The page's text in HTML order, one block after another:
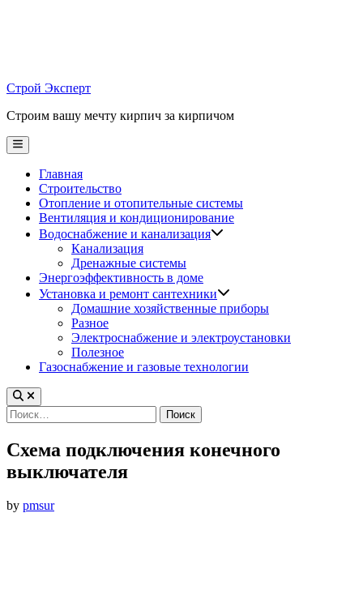
Строй Эксперт
Строим вашу мечту кирпич за кирпичом
Main
Menu
Главная
Строительство
Отопление и отопительные системы
Вентиляция и кондиционирование
Водоснабжение и канализация
Канализация
Дренажные системы
Энергоэффективность в доме
Установка и ремонт сантехники
Домашние хозяйственные приборы
Разное
Электроснабжение и электроустановки
Полезное
Газоснабжение и газовые технологии
Найти:
Схема подключения конечного
выключателя
by pmsur